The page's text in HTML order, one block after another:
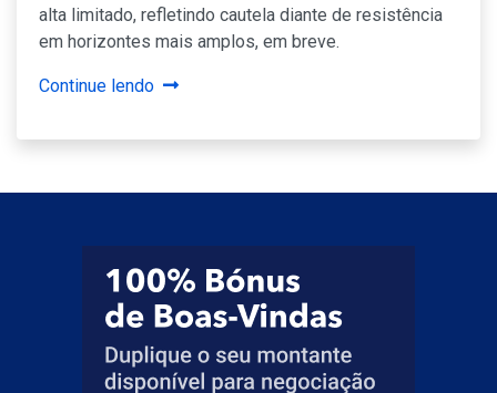
alta limitado, refletindo cautela diante de resistência
em horizontes mais amplos, em breve.
Continue lendo